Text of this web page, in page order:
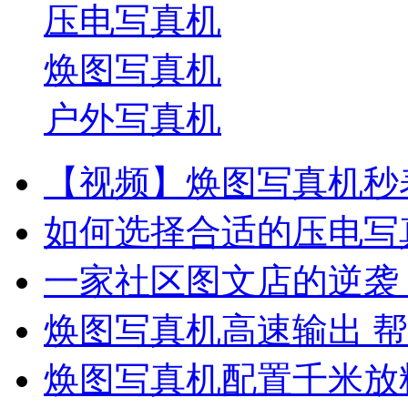
压电写真机
焕图写真机
户外写真机
【视频】焕图写真机
如何选择合适的压电
一家社区图文店的逆
焕图写真机高速输出
焕图写真机配置千米